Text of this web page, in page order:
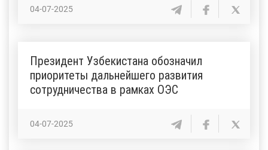
04-07-2025
Президент Узбекистана обозначил
приоритеты дальнейшего развития
сотрудничества в рамках ОЭС
04-07-2025